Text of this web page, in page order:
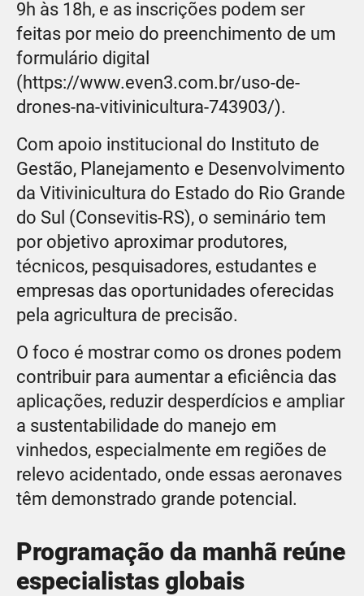
9h às 18h, e as inscrições podem ser
feitas por meio do preenchimento de um
formulário digital
(https://www.even3.com.br/uso-de-
drones-na-vitivinicultura-743903/).
Com apoio institucional do Instituto de
Gestão, Planejamento e Desenvolvimento
da Vitivinicultura do Estado do Rio Grande
do Sul (Consevitis-RS), o seminário tem
por objetivo aproximar produtores,
técnicos, pesquisadores, estudantes e
empresas das oportunidades oferecidas
pela agricultura de precisão.
O foco é mostrar como os drones podem
contribuir para aumentar a eficiência das
aplicações, reduzir desperdícios e ampliar
a sustentabilidade do manejo em
vinhedos, especialmente em regiões de
relevo acidentado, onde essas aeronaves
têm demonstrado grande potencial.
Programação da manhã reúne
especialistas globais